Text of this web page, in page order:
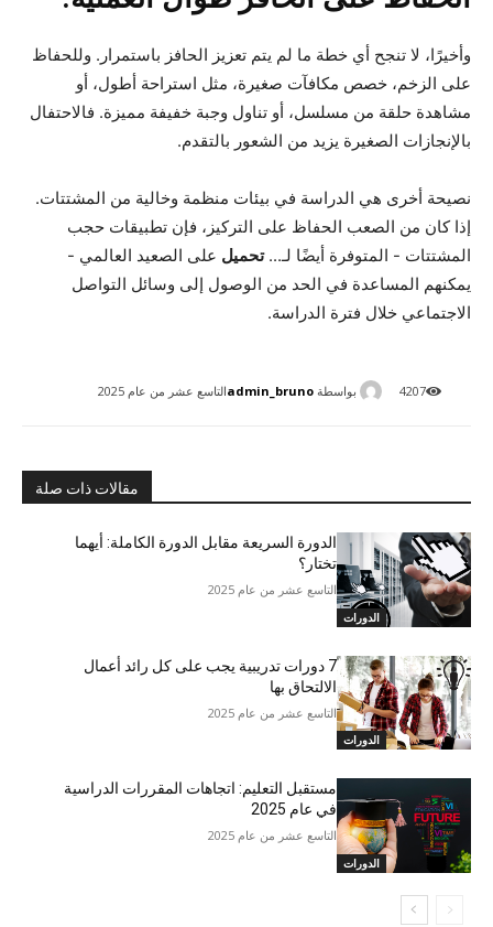
وأخيرًا، لا تنجح أي خطة ما لم يتم تعزيز الحافز باستمرار. وللحفاظ
على الزخم، خصص مكافآت صغيرة، مثل استراحة أطول، أو
مشاهدة حلقة من مسلسل، أو تناول وجبة خفيفة مميزة. فالاحتفال
بالإنجازات الصغيرة يزيد من الشعور بالتقدم.
نصيحة أخرى هي الدراسة في بيئات منظمة وخالية من المشتتات.
إذا كان من الصعب الحفاظ على التركيز، فإن تطبيقات حجب
المشتتات - المتوفرة أيضًا لـ...تحميل على الصعيد العالمي -
يمكنهم المساعدة في الحد من الوصول إلى وسائل التواصل
الاجتماعي خلال فترة الدراسة.
4207 بواسطة admin_brunoالتاسع عشر من عام 2025
مقالات ذات صلة
الدورات
الدورة السريعة مقابل الدورة الكاملة: أيهما
تختار؟
التاسع عشر من عام 2025
الدورات
7 دورات تدريبية يجب على كل رائد أعمال
الالتحاق بها
التاسع عشر من عام 2025
الدورات
مستقبل التعليم: اتجاهات المقررات الدراسية
في عام 2025
التاسع عشر من عام 2025